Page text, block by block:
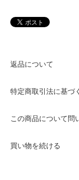
返品について
特定商取引法に基づ
この商品について問
買い物を続ける